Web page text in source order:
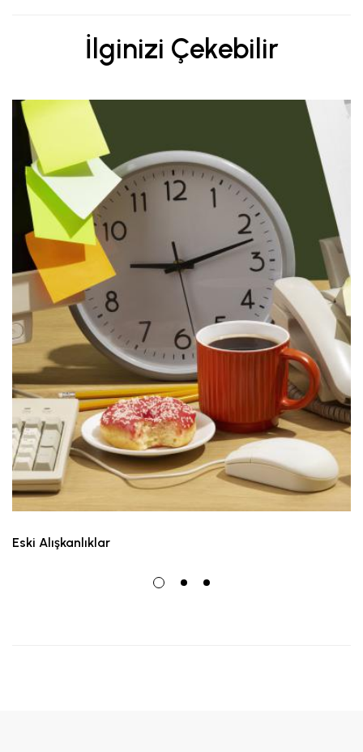
İlginizi Çekebilir
Eski Alışkanlıklar